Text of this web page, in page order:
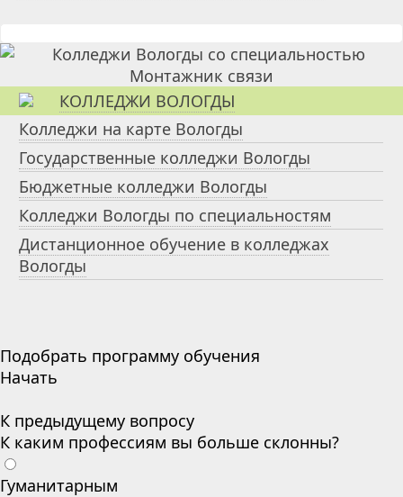
КОЛЛЕДЖИ ВОЛОГДЫ
Колледжи на карте Вологды
Государственные колледжи Вологды
Бюджетные колледжи Вологды
Колледжи Вологды по специальностям
Дистанционное обучение в колледжах
Вологды
Подобрать программу обучения
Начать
К предыдущему вопросу
К каким профессиям вы больше склонны?
Гуманитарным